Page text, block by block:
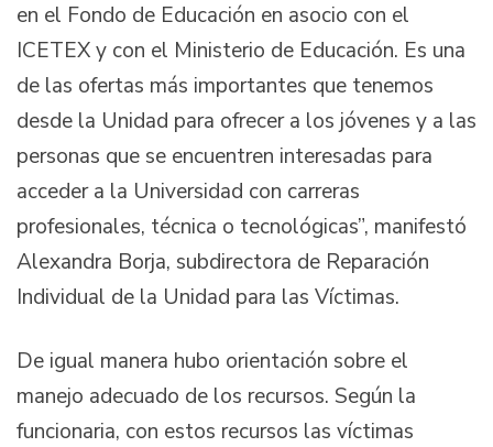
en el Fondo de Educación en asocio con el
ICETEX y con el Ministerio de Educación. Es una
de las ofertas más importantes que tenemos
desde la Unidad para ofrecer a los jóvenes y a las
personas que se encuentren interesadas para
acceder a la Universidad con carreras
profesionales, técnica o tecnológicas”, manifestó
Alexandra Borja, subdirectora de Reparación
Individual de la Unidad para las Víctimas.
De igual manera hubo orientación sobre el
manejo adecuado de los recursos. Según la
funcionaria, con estos recursos las víctimas